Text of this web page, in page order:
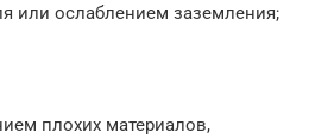
или ослаблением заземления;
плохих материалов,